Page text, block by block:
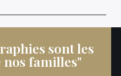
sont les
familles"